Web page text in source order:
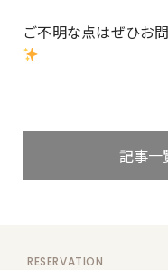
ご不明な点はぜひお
記事一
RESERVATION